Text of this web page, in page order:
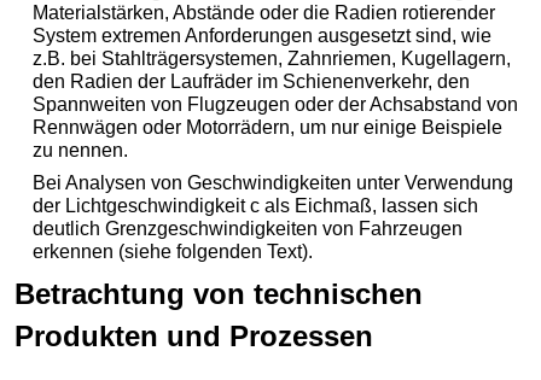
Materialstärken, Abstände oder die Radien rotierender
System extremen Anforderungen ausgesetzt sind, wie
z.B. bei Stahlträgersystemen, Zahnriemen, Kugellagern,
den Radien der Laufräder im Schienenverkehr, den
Spannweiten von Flugzeugen oder der Achsabstand von
Rennwägen oder Motorrädern, um nur einige Beispiele
zu nennen.
Bei Analysen von Geschwindigkeiten unter Verwendung
der Lichtgeschwindigkeit c als Eichmaß, lassen sich
deutlich Grenzgeschwindigkeiten von Fahrzeugen
erkennen (siehe folgenden Text).
Betrachtung von technischen
Produkten und Prozessen